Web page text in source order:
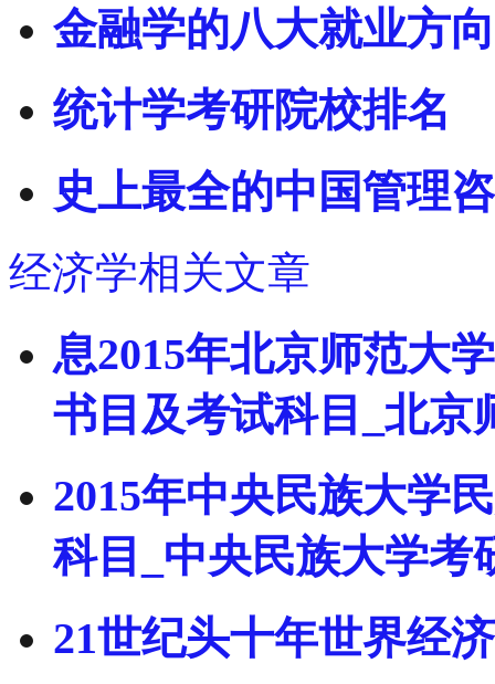
金融学的八大就业方
统计学考研院校排名
史上最全的中国管理
经济学相关文章
息2015年北京师范大
书目及考试科目_北京
2015年中央民族大学
科目_中央民族大学考
21世纪头十年世界经